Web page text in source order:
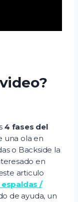
4 fases del
una ola en
o Backside la
en
articulo
/
de ayuda, un